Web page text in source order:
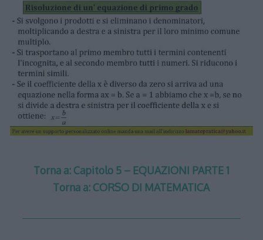
Torna a: Capitolo 5 – EQUAZIONI PARTE 1
Torna a: CORSO DI MATEMATICA